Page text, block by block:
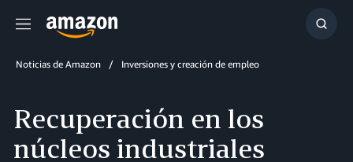
Menú
Noticias de Amazon Inversiones y creación de empleo
Recuperación en los
núcleos industriales